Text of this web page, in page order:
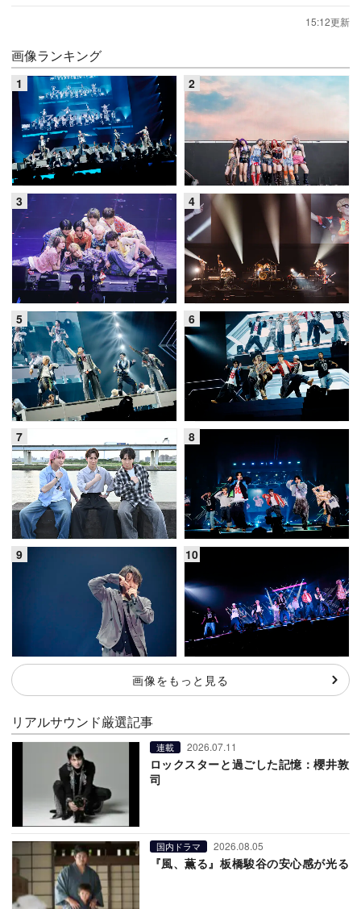
15:12更新
画像ランキング
画像をもっと見る
リアルサウンド厳選記事
連載 2026.07.11
ロックスターと過ごした記憶：櫻井敦
司
国内ドラマ 2026.08.05
『風、薫る』板橋駿谷の安心感が光る